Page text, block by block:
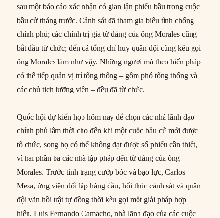
sau một báo cáo xác nhận có gian lận phiếu bầu trong cuộc
bầu cử tháng trước. Cảnh sát đã tham gia biểu tình chống
chính phủ; các chính trị gia từ đảng của ông Morales cũng
bắt đầu từ chức; đến cả tổng chỉ huy quân đội cũng kêu gọi
ông Morales làm như vậy. Những người mà theo hiến pháp
có thể tiếp quản vị trí tổng thống – gồm phó tổng thống và
các chủ tịch lưỡng viện – đều đã từ chức.
Quốc hội dự kiến ​​họp hôm nay để chọn các nhà lãnh đạo
chính phủ lâm thời cho đến khi một cuộc bầu cử mới được
tổ chức, song họ có thể không đạt được số phiếu cần thiết,
vì hai phần ba các nhà lập pháp đến từ đảng của ông
Morales. Trước tình trạng cướp bóc và bạo lực, Carlos
Mesa, ứng viên đối lập hàng đầu, hối thúc cảnh sát và quân
đội vãn hồi trật tự đồng thời kêu gọi một giải pháp hợp
hiến. Luis Fernando Camacho, nhà lãnh đạo của các cuộc